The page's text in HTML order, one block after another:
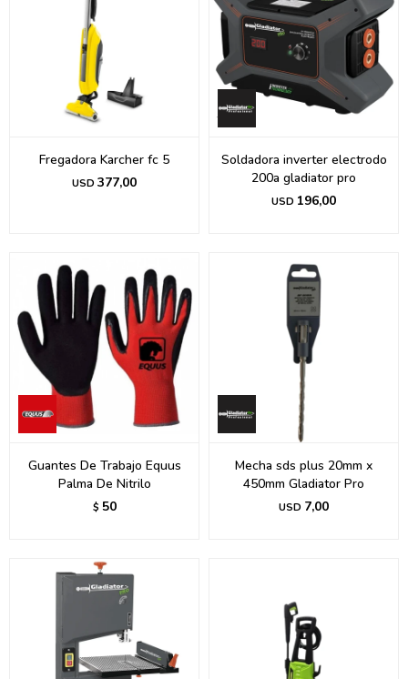
Fregadora Karcher fc 5
USD 377,00
Soldadora inverter electrodo
200a gladiator pro
USD 196,00
Guantes De Trabajo Equus
Palma De Nitrilo
$ 50
Mecha sds plus 20mm x
450mm Gladiator Pro
USD 7,00